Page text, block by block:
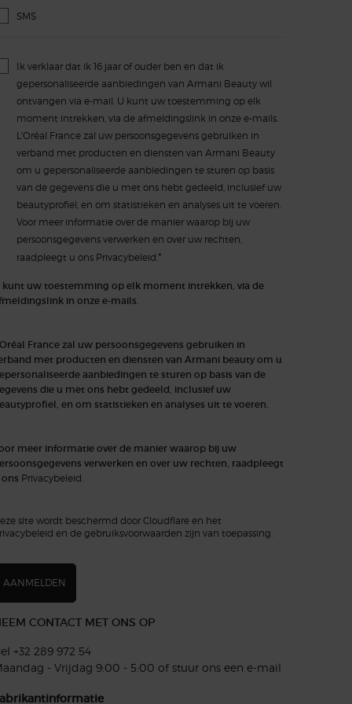
SMS
Ik verklaar dat ik 16 jaar of ouder ben en dat ik
gepersonaliseerde aanbiedingen van Armani Beauty wil
ontvangen via e-mail. U kunt uw toestemming op elk
moment intrekken, via de afmeldingslink in onze e-mails.
L'Oréal France zal uw persoonsgegevens gebruiken in
verband met producten en diensten van Armani Beauty
om u gepersonaliseerde aanbiedingen te sturen op basis
van de gegevens die u met ons hebt gedeeld, inclusief uw
beautyprofiel, en om statistieken en analyses uit te voeren.
Voor meer informatie over de manier waarop bij uw
persoonsgegevens verwerken en over uw rechten,
raadpleegt u ons Privacybeleid. *
kunt uw toestemming op elk moment intrekken, via de
in onze e-mails.
France zal uw persoonsgegevens gebruiken in
met producten en diensten van Armani beauty om u
aanbiedingen te sturen op basis van de
die u met ons hebt gedeeld, inclusief uw
en om statistieken en analyses uit te voeren.
meer informatie over de manier waarop bij uw
verwerken en over uw rechten, raadpleegt
ons Privacybeleid
site wordt beschermd door Cloudflare en het
en de gebruiksvoorwaarden zijn van toepassing.
AANMELDEN
CONTACT MET ONS OP
+32 289 972 54
- Vrijdag 9:00 - 5:00 of stuur ons een e-mail